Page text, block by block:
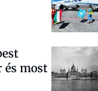
és most